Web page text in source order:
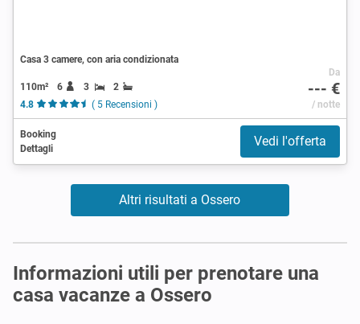
Casa 3 camere, con aria condizionata
110m² 6 3
2
4.8
( 5 Recensioni )
Da
--- €
/ notte
Booking
Dettagli
Vedi l'offerta
Altri risultati a Ossero
Informazioni utili per prenotare una
casa vacanze a Ossero